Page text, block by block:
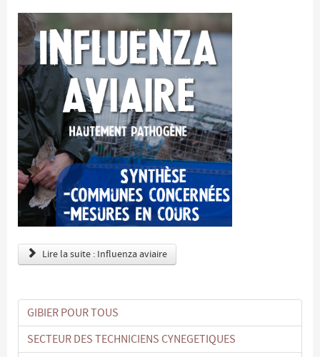
Lire la suite : Influenza aviaire
GIBIER POUR TOUS
SECTEUR DES TECHNICIENS CYNEGETIQUES